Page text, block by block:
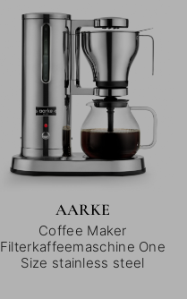
AARKE
Coffee Maker
Filterkaffeemaschine One
Size stainless steel